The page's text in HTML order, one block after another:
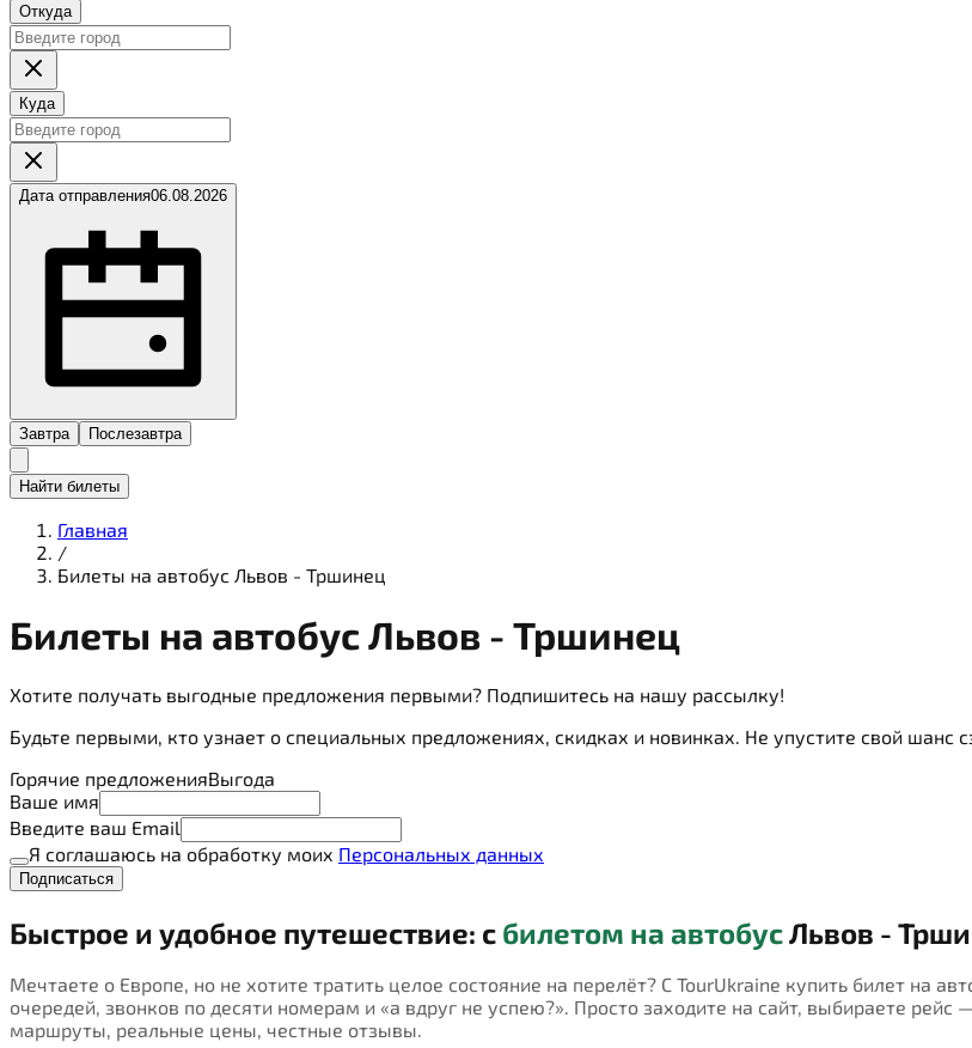
Откуда
Куда
Дата отправления06.08.2026
Завтра Послезавтра
Найти билеты
Главная
/
Билеты на автобус Львов - Тршинец
Билеты на автобусЛьвов - Тршинец
Хотите получать выгодные предложения первыми? Подпишитесь на нашу рассылку!
Будьте первыми, кто узнает о специальных предложениях, скидках и новинках. Не упустите свой
Горячие предложенияВыгода
Ваше имя
Введите ваш Email
Я соглашаюсь на обработку моих Персональных данных
Подписаться
Быстрое и удобное путешествие: с билетом на автобусЛьвов -
Мечтаете о Европе, но не хотите тратить целое состояние на перелёт? С TourUkraine купить билет на
очередей, звонков по десяти номерам и «а вдруг не успею?». Просто заходите на сайт, выбираете
маршруты, реальные цены, честные отзывы.